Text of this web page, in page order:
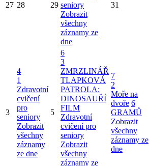
27 28 29 seniory
Zobrazit
všechny
záznamy ze
dne
31
3
4
1
Zdravotní
cvičení
pro
seniory
Zobrazit
všechny
záznamy
ze dne
5
6
3
ZMRZLINÁŘ
TLAPKOVÁ
PATROLA:
DINOSAUŘÍ
FILM
Zdravotní
cvičení pro
seniory
Zobrazit
všechny
záznamy ze
7
2
Moře na
dvoře 6
GRAMŮ
Zobrazit
všechny
záznamy ze
dne